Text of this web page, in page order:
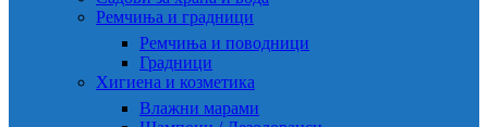
Ремчиња и градници
Ремчиња и поводници
Градници
Хигиена и козметика
Влажни марами